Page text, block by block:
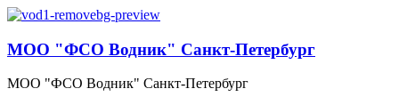
МОО "ФСО Водник" Санкт-Петербург
МОО "ФСО Водник" Санкт-Петербург